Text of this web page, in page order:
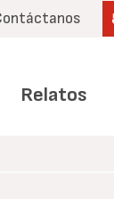
Relatos